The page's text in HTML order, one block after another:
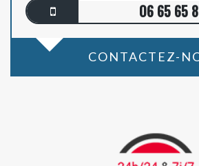
06 65 65
CONTACTEZ-